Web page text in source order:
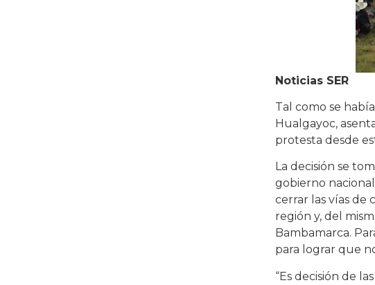
Noticias SER
Tal como se
Hualgayoc,
protesta desde
La decisión se
gobierno
cerrar las vías de
región y, del
Bambamarca.
para lograr que
“Es decisión de